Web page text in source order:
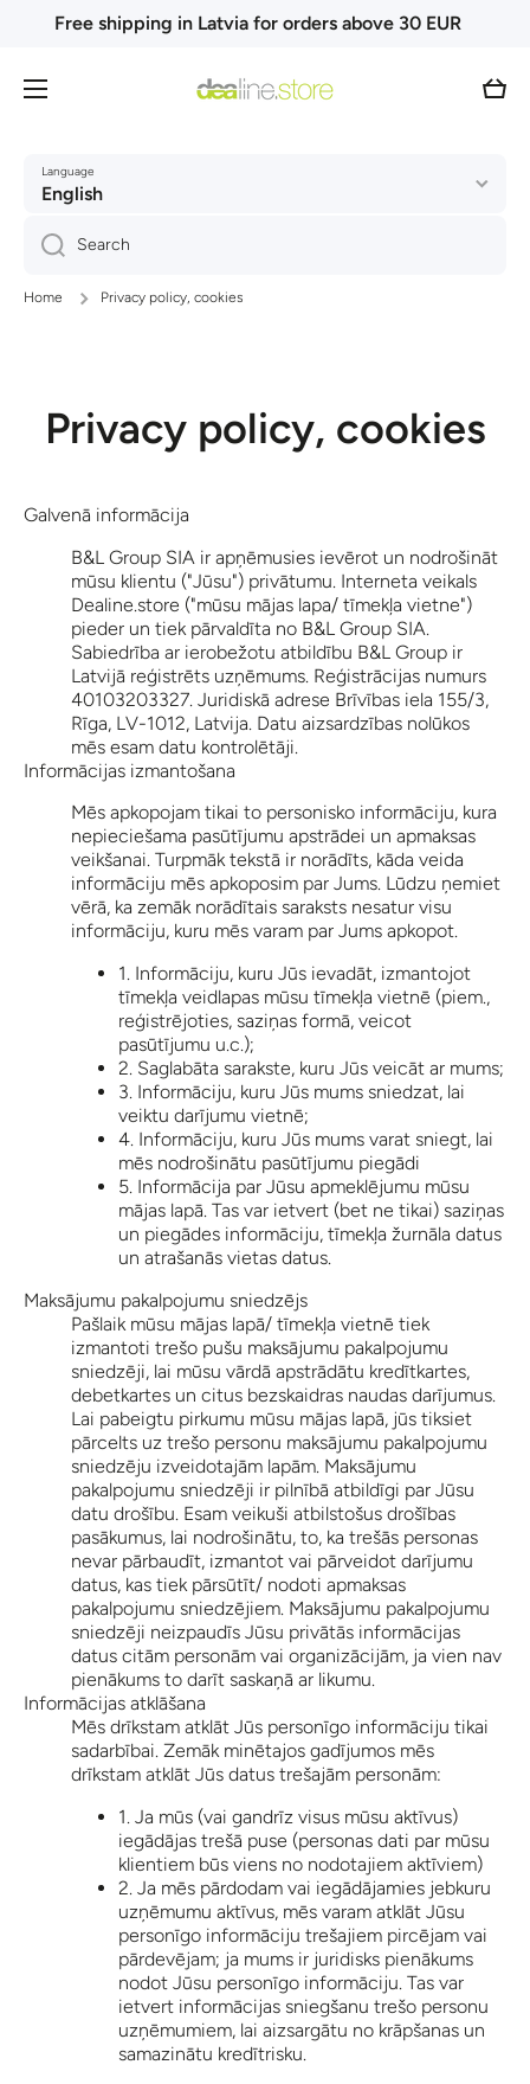
Skip to content
Free shipping in Latvia for orders above 30 EUR
Cart
Language
English
Search
Home Privacy policy, cookies
Privacy policy, cookies
Galvenā informācija
B&L Group SIA ir apņēmusies ievērot un nodrošināt
mūsu klientu ("Jūsu") privātumu. Interneta veikals
Dealine.store ("mūsu mājas lapa/ tīmekļa vietne")
pieder un tiek pārvaldīta no B&L Group SIA.
Sabiedrība ar ierobežotu atbildību B&L Group ir
Latvijā reģistrēts uzņēmums. Reģistrācijas numurs
40103203327. Juridiskā adrese Brīvības iela 155/3,
Rīga, LV-1012, Latvija. Datu aizsardzības nolūkos
mēs esam datu kontrolētāji.
Informācijas izmantošana
Mēs apkopojam tikai to personisko informāciju, kura
nepieciešama pasūtījumu apstrādei un apmaksas
veikšanai. Turpmāk tekstā ir norādīts, kāda veida
informāciju mēs apkoposim par Jums. Lūdzu ņemiet
vērā, ka zemāk norādītais saraksts nesatur visu
informāciju, kuru mēs varam par Jums apkopot.
1. Informāciju, kuru Jūs ievadāt, izmantojot
tīmekļa veidlapas mūsu tīmekļa vietnē (piem.,
reģistrējoties, saziņas formā, veicot
pasūtījumu u.c.);
2. Saglabāta sarakste, kuru Jūs veicāt ar mums;
3. Informāciju, kuru Jūs mums sniedzat, lai
veiktu darījumu vietnē;
4. Informāciju, kuru Jūs mums varat sniegt, lai
mēs nodrošinātu pasūtījumu piegādi
5. Informācija par Jūsu apmeklējumu mūsu
mājas lapā. Tas var ietvert (bet ne tikai) saziņas
un piegādes informāciju, tīmekļa žurnāla datus
un atrašanās vietas datus.
Maksājumu pakalpojumu sniedzējs
Pašlaik mūsu mājas lapā/ tīmekļa vietnē tiek
izmantoti trešo pušu maksājumu pakalpojumu
sniedzēji, lai mūsu vārdā apstrādātu kredītkartes,
debetkartes un citus bezskaidras naudas darījumus.
Lai pabeigtu pirkumu mūsu mājas lapā, jūs tiksiet
pārcelts uz trešo personu maksājumu pakalpojumu
sniedzēju izveidotajām lapām. Maksājumu
pakalpojumu sniedzēji ir pilnībā atbildīgi par Jūsu
datu drošību. Esam veikuši atbilstošus drošības
pasākumus, lai nodrošinātu, to, ka trešās personas
nevar pārbaudīt, izmantot vai pārveidot darījumu
datus, kas tiek pārsūtīt/ nodoti apmaksas
pakalpojumu sniedzējiem. Maksājumu pakalpojumu
sniedzēji neizpaudīs Jūsu privātās informācijas
datus citām personām vai organizācijām, ja vien nav
pienākums to darīt saskaņā ar likumu.
Informācijas atklāšana
Mēs drīkstam atklāt Jūs personīgo informāciju tikai
sadarbībai. Zemāk minētajos gadījumos mēs
drīkstam atklāt Jūs datus trešajām personām:
1. Ja mūs (vai gandrīz visus mūsu aktīvus)
iegādājas trešā puse (personas dati par mūsu
klientiem būs viens no nodotajiem aktīviem)
2. Ja mēs pārdodam vai iegādājamies jebkuru
uzņēmumu aktīvus, mēs varam atklāt Jūsu
personīgo informāciju trešajiem pircējam vai
pārdevējam; ja mums ir juridisks pienākums
nodot Jūsu personīgo informāciju. Tas var
ietvert informācijas sniegšanu trešo personu
uzņēmumiem, lai aizsargātu no krāpšanas un
samazinātu kredītrisku.